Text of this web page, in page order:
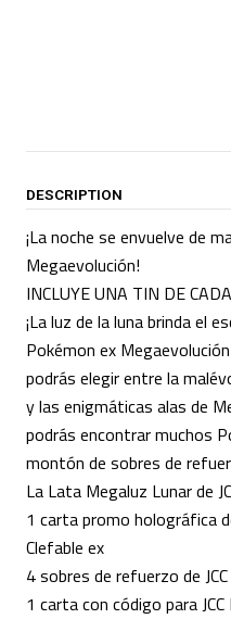
DESCRIPTION
¡La noche se envuelve de
Megaevolución!
INCLUYE UNA TIN DE
¡La luz de la luna brinda el
Pokémon ex
podrás elegir entre la
y las enigmáticas alas de
podrás encontrar muchos
montón de sobres de
La Lata Megaluz Lunar de
1 carta promo holográfica
Clefable ex
4 sobres de refuerzo de
1 carta con código para